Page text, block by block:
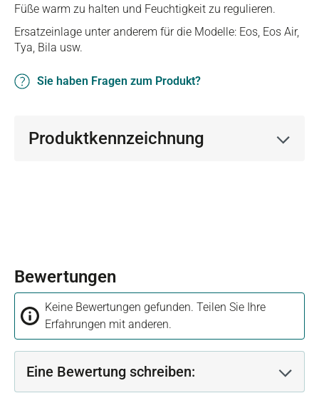
Füße warm zu halten und Feuchtigkeit zu regulieren.
Ersatzeinlage unter anderem für die Modelle: Eos, Eos Air,
Tya, Bila usw.
Sie haben Fragen zum Produkt?
Produktkennzeichnung
Bewertungen
Keine Bewertungen gefunden. Teilen Sie Ihre
Erfahrungen mit anderen.
Eine Bewertung schreiben: